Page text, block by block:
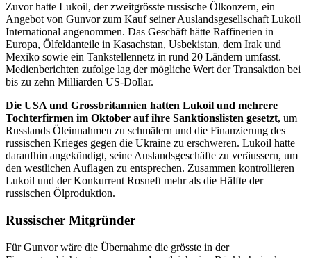
Zuvor hatte Lukoil, der zweitgrösste russische Ölkonzern, ein
Angebot von Gunvor zum Kauf seiner Auslandsgesellschaft Lukoil
International angenommen. Das Geschäft hätte Raffinerien in
Europa, Ölfeldanteile in Kasachstan, Usbekistan, dem Irak und
Mexiko sowie ein Tankstellennetz in rund 20 Ländern umfasst.
Medienberichten zufolge lag der mögliche Wert der Transaktion bei
bis zu zehn Milliarden US-Dollar.
Die USA und Grossbritannien hatten Lukoil und mehrere
Tochterfirmen im Oktober auf ihre Sanktionslisten gesetzt, um
Russlands Öleinnahmen zu schmälern und die Finanzierung des
russischen Krieges gegen die Ukraine zu erschweren. Lukoil hatte
daraufhin angekündigt, seine Auslandsgeschäfte zu veräussern, um
den westlichen Auflagen zu entsprechen. Zusammen kontrollieren
Lukoil und der Konkurrent Rosneft mehr als die Hälfte der
russischen Ölproduktion.
Russischer Mitgründer
Für Gunvor wäre die Übernahme die grösste in der